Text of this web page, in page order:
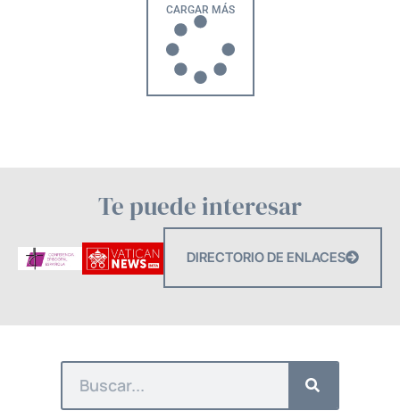
CARGAR MÁS
Te puede interesar
DIRECTORIO DE ENLACES